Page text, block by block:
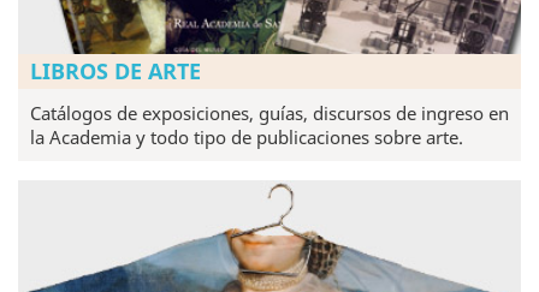
LIBROS DE ARTE
Catálogos de exposiciones, guías, discursos de ingreso en
la Academia y todo tipo de publicaciones sobre arte.